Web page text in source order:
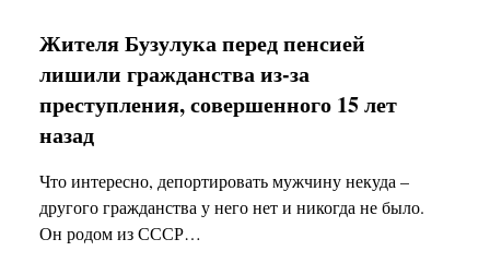
Жителя Бузулука перед пенсией
лишили гражданства из-за
преступления, совершенного 15 лет
назад
Что интересно, депортировать мужчину некуда –
другого гражданства у него нет и никогда не было.
Он родом из СССР…